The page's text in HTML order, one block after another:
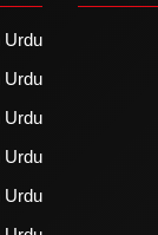
Urdu
Urdu
Urdu
Urdu
Urdu